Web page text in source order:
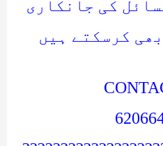
کی جانکاری
کرسکتے ہیں